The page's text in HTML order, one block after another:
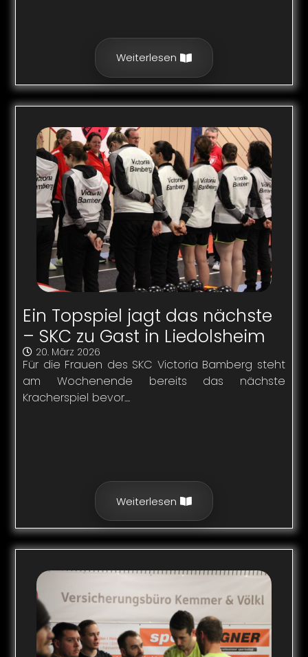
Weiterlesen
Ein Topspiel jagt das nächste
– SKC zu Gast in Liedolsheim
20. März 2026
Für die Frauen des SKC Victoria Bamberg steht
am Wochenende bereits das nächste
Kracherspiel bevor....
Weiterlesen